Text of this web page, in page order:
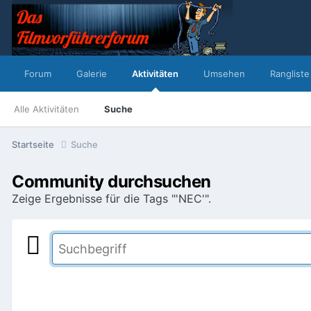
Forum Galerie Aktivitäten
Alle Aktivitäten Suche
Umsehen Rangliste
Startseite Suche
Community durchsuchen
Zeige Ergebnisse für die Tags "'NEC'".